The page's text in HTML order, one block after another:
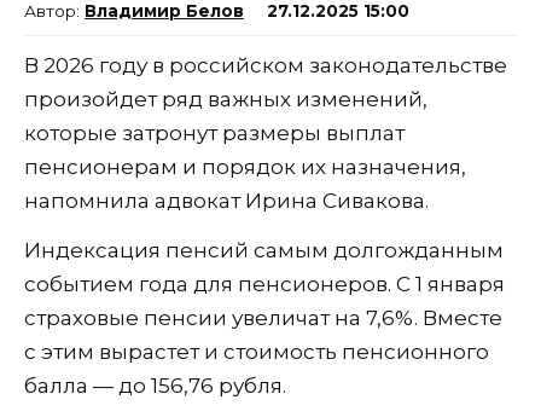
Владимир Белов 27.12.2025 15:00
В 2026 году в российском законодательстве
произойдет ряд важных изменений,
которые затронут размеры выплат
пенсионерам и порядок их назначения,
напомнила адвокат Ирина Сивакова.
Индексация пенсий самым долгожданным
событием года для пенсионеров. С 1 января
страховые пенсии увеличат на 7,6%. Вместе
с этим вырастет и стоимость пенсионного
балла — до 156,76 рубля.